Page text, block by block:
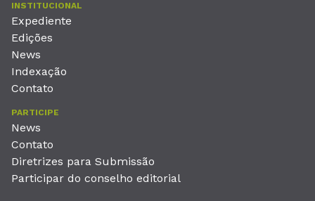
INSTITUCIONAL
Expediente
Edições
News
Indexação
Contato
PARTICIPE
News
Contato
Diretrizes para Submissão
Participar do conselho editorial